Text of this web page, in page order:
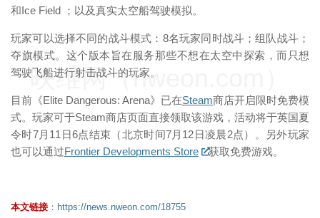
和Ice Field ；以及真实太空船驾驶模拟。
玩家可以选择不同的战斗模式：8名玩家同时战斗；组队战斗；
夺旗模式。这个版本旨在服务那些不想在太空中探索，而只想
驾驶飞船进行射击战斗的玩家。
目前《Elite Dangerous: Arena》已在Steam商店开启限时免费模
式。玩家可于Steam商店页面直接领取该游戏，活动将于英国夏
令时7月11日6点结束（北京时间7月12日凌晨2点）。另外玩家
也可以通过Frontier Developments Store 获取免费游戏。
映维网（nweon.com）
本文链接 ： https://news.nweon.com/18755